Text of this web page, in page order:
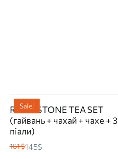
Sale!
RIVER STONE TEA SET
(гайвань + чахай + чахе + 3
піали)
181 $145$